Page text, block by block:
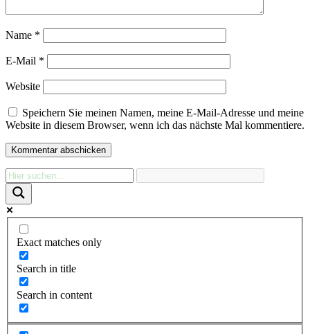
Name *
E-Mail *
Website
Speichern Sie meinen Namen, meine E-Mail-Adresse und meine
Website in diesem Browser, wenn ich das nächste Mal kommentiere.
Exact matches only
Search in title
Search in content